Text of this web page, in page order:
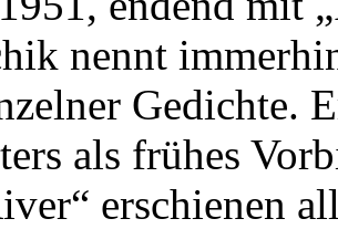
nennt
Gedichte.
als frühes
erschienen